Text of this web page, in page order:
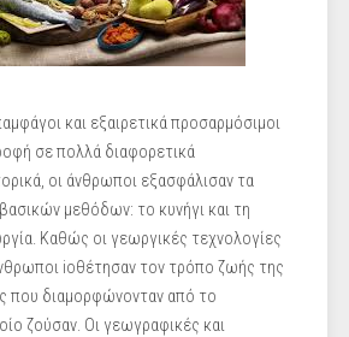
και εξαιρετικά προσαρμόσιμοι
σε πολλά διαφορετικά
οι άνθρωποι εξασφάλισαν τα
μεθόδων: το κυνήγι και τη
Καθώς οι γεωργικές τεχνολογίες
ioθέτησαν τον τρόπο ζωής της
που διαμορφώνονταν από το
ζούσαν. Οι γεωγραφικές και